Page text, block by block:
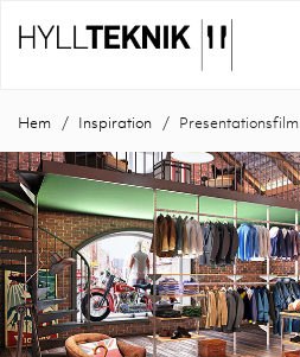
Hem Inspiration Presentationsfilm